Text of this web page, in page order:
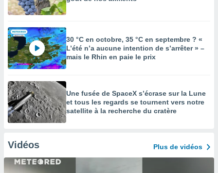
30 °C en octobre, 35 °C en septembre ? «
L’été n’a aucune intention de s’arrêter » –
mais le Rhin en paie le prix
Une fusée de SpaceX s’écrase sur la Lune
et tous les regards se tournent vers notre
satellite à la recherche du cratère
Vidéos Plus de vidéos